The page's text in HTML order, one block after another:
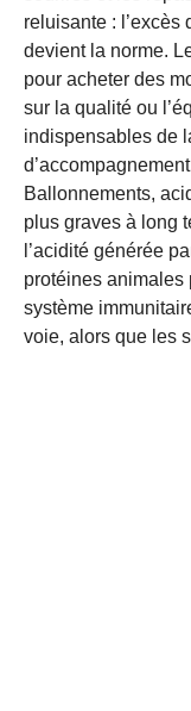
reluisante : l’excès
devient la norme.
pour acheter des
sur la qualité ou
indispensables de
Ballonnements,
plus graves à long
l’acidité générée
protéines animales
système
voie, alors que les